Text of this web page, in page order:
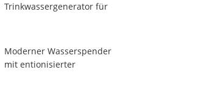
Trinkwassergenerator für
Moderner Wasserspender
mit entionisierter